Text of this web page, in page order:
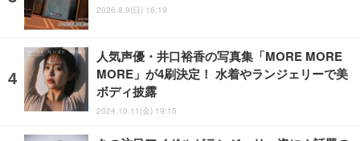
2026.8.9(日) 16:19
人気声優・井口裕香の写真集「MORE MORE
MORE」が4刷決定！ 水着やランジェリーで美
ボディ披露
2024.10.11(金) 19:15